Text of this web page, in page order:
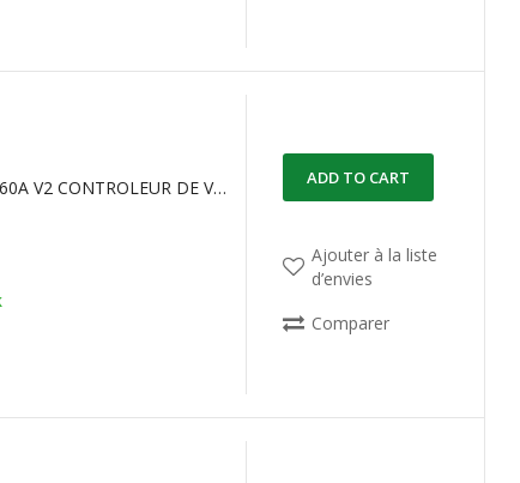
ESC60A SKYWALKER 60A V2 CONTROLEUR DE VITESSE pour MOTEUR BRUSHLESS ADD TO CART
Ajouter à la liste
d’envies
Comparer